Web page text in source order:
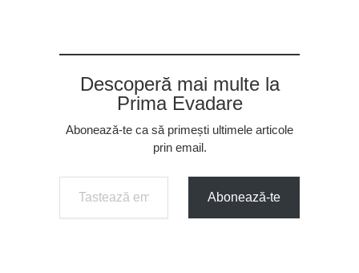
Descoperă mai multe la
Prima Evadare
Abonează-te ca să primești ultimele articole
prin email.
Tastează emailul tău...
Abonează-te